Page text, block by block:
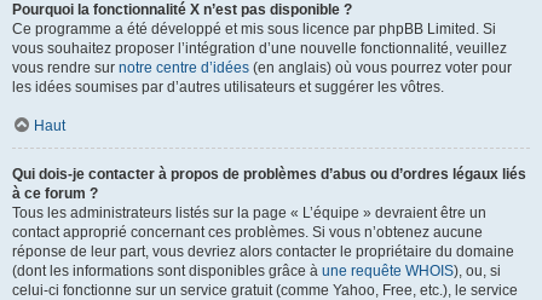
Pourquoi la fonctionnalité X n’est pas disponible ?
Ce programme a été développé et mis sous licence par phpBB Limited. Si
vous souhaitez proposer l’intégration d’une nouvelle fonctionnalité, veuillez
vous rendre sur notre centre d’idées (en anglais) où vous pourrez voter pour
les idées soumises par d’autres utilisateurs et suggérer les vôtres.
Haut
Qui dois-je contacter à propos de problèmes d’abus ou d’ordres légaux liés
à ce forum ?
Tous les administrateurs listés sur la page « L’équipe » devraient être un
contact approprié concernant ces problèmes. Si vous n’obtenez aucune
réponse de leur part, vous devriez alors contacter le propriétaire du domaine
(dont les informations sont disponibles grâce à une requête WHOIS), ou, si
celui-ci fonctionne sur un service gratuit (comme Yahoo, Free, etc.), le service